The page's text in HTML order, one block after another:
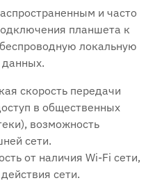
и часто
планшета к
локальную
данных.
скорость передачи
в общественных
возможность
сети.
от наличия Wi-Fi сети,
сети.